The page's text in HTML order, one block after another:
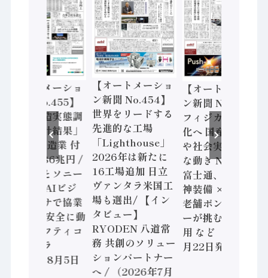
【オートメーショ
ン新聞 No.455】
「経済構造実態調
査二次集計結果」
2024年製造業 付
加価値額86兆円 /
三菱電機とソニー
セミコン AIビジ
ョンセンサで協業
/ IDEC、安全に動
かすセーフティコ
ントローラ
（2026年8月5日
【オートメーショ
ン新聞 No.454】
世界をリードする
先進的な工場
「Lighthouse」
2026年は新たに
16工場追加 日立
ヴァンタラ米国工
場も選出/ 【イン
タビュー】
RYODEN 八道常
務 共創のソリュー
ションパートナー
へ / （2026年7月
【オートメーショ
ン新聞 No.453】
フィジカルAI本格
化へ 国産AI開発
や社会実装に活発
な動き Noetra、
富士通、日立 / 兵
神装備 × HMS、
老舗ポンプメーカ
ーが挑むデータ活
用 など（2026年7
月22日発行）